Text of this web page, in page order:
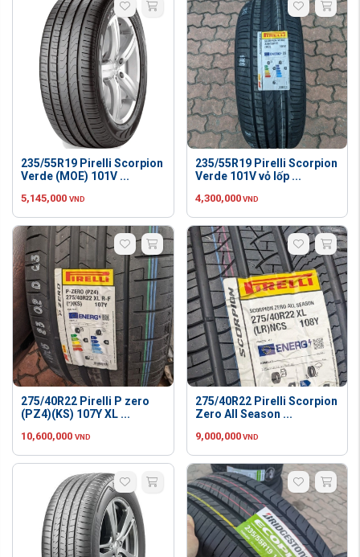
235/55R19 Pirelli Scorpion
Verde (MOE) 101V ...
5,145,000 VND
235/55R19 Pirelli Scorpion
Verde 101V vỏ lốp ...
4,300,000 VND
275/40R22 Pirelli P zero
(PZ4)(KS) 107Y XL ...
10,600,000 VND
275/40R22 Pirelli Scorpion
Zero All Season ...
9,000,000 VND